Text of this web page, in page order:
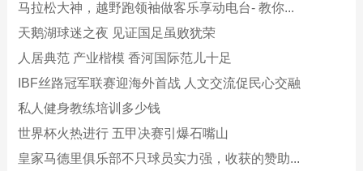
马拉松大神，越野跑领袖做客乐享动电台- 教你...
天鹅湖球迷之夜 见证国足虽败犹荣
人居典范 产业楷模 香河国际范儿十足
IBF丝路冠军联赛迎海外首战 人文交流促民心交融
私人健身教练培训多少钱
世界杯火热进行 五甲决赛引爆石嘴山
皇家马德里俱乐部不只球员实力强，收获的赞助...